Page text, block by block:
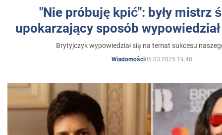
"Nie próbuję kpić": były mistrz
upokarzający sposób
Brytyjczyk wypowiedział się na temat sukcesu
Wiadomości05.03.2025 19:48